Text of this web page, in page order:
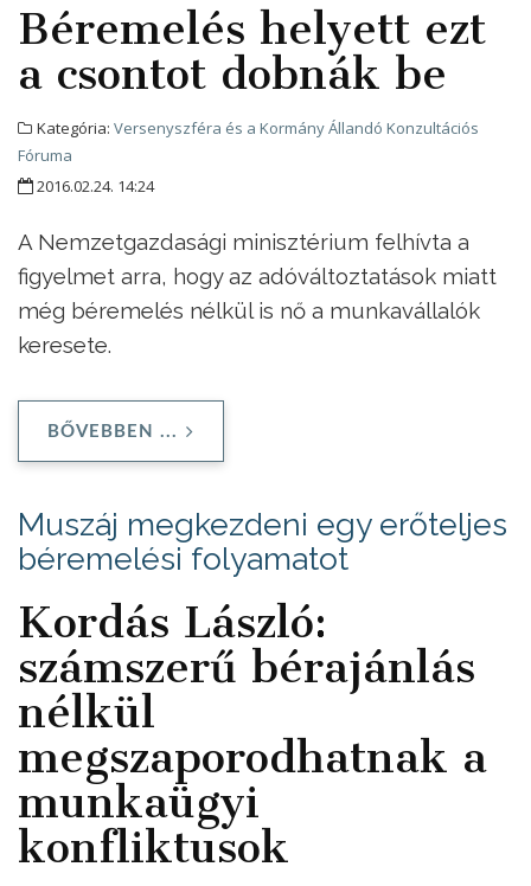
Béremelés helyett ezt
a csontot dobnák be
Kategória: Versenyszféra és a Kormány Állandó Konzultációs
Fóruma
2016.02.24. 14:24
A Nemzetgazdasági minisztérium felhívta a
figyelmet arra, hogy az adóváltoztatások miatt
még béremelés nélkül is nő a munkavállalók
keresete.
BŐVEBBEN ...
Muszáj megkezdeni egy erőteljes
béremelési folyamatot
Kordás László:
számszerű bérajánlás
nélkül
megszaporodhatnak a
munkaügyi
konfliktusok